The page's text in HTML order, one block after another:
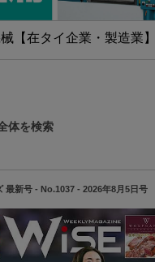
【在タイ企業・製造業】
体を検索
最新号 - No.1037 - 2026年8月5日号